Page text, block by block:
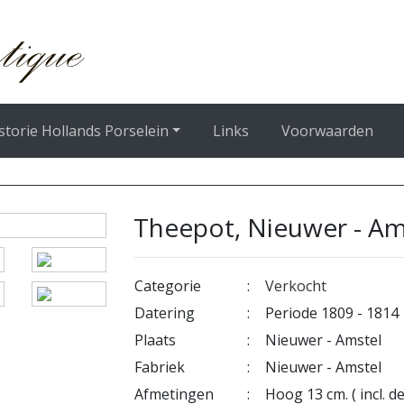
Hollands Porselein Links Voorwaarden
Theepot, Nieuwer -
Categorie :
Verkocht
Datering
:
Periode 1809 - 1814
Plaats
:
Nieuwer - Amstel
Fabriek
:
Nieuwer - Amstel
Afmetingen
: Hoog 13 cm. ( incl.